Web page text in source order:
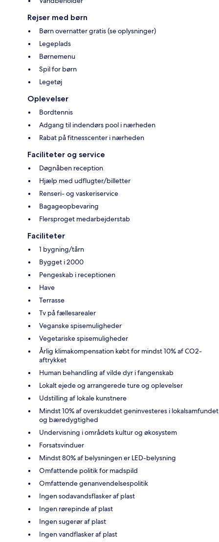
Rejser med børn
Børn overnatter gratis (se oplysninger)
Legeplads
Børnemenu
Spil for børn
Legetøj
Oplevelser
Bordtennis
Adgang til indendørs pool i nærheden
Rabat på fitnesscenter i nærheden
Faciliteter og service
Døgnåben reception
Hjælp med udflugter/billetter
Renseri- og vaskeriservice
Bagageopbevaring
Flersproget medarbejderstab
Faciliteter
1 bygning/tårn
Bygget i 2000
Pengeskab i receptionen
Have
Terrasse
Tv på fællesarealer
Veganske spisemuligheder
Vegetariske spisemuligheder
Årlig klimakompensation købt for mindst 10% af CO2-
aftrykket
Human behandling af vilde dyr i fangenskab
Lokalt ejede og arrangerede ture og oplevelser
Udstilling af lokale kunstnere
Mindst 10% af overskuddet geninvesteres i lokalsamfundet
og bæredygtighed
Undervisning i områdets kultur og økosystem
Forsatsvinduer
Mindst 80% af belysningen er LED-belysning
Omfattende politik for madspild
Omfattende genanvendelsespolitik
Ingen sodavandsflasker af plast
Ingen rørepinde af plast
Ingen sugerør af plast
Ingen vandflasker af plast